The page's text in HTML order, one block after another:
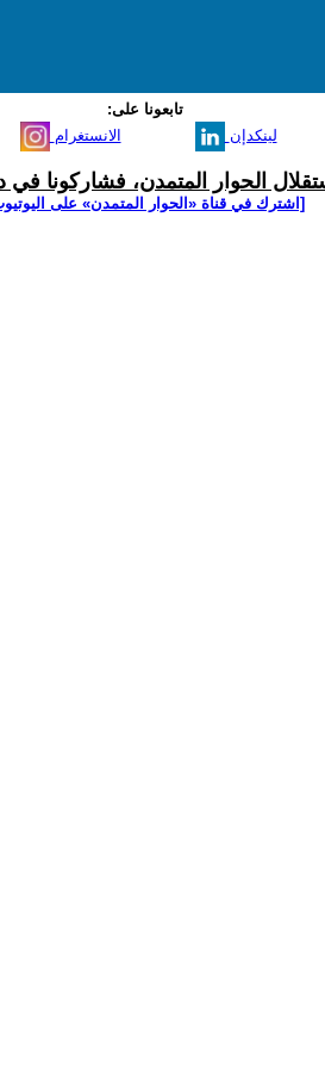
تابعونا على:
الانستغرام لينكدإن
الحوار المتمدن، فشاركونا
[اشترك في قناة ‫«الحوار المتمدن» على